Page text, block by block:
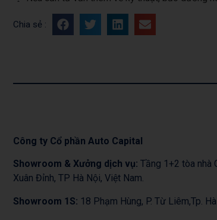
Chia sẻ :
Công ty Cổ phần Auto Capital
Showroom & Xưởng dịch vụ: Tầng 1+2 tòa nhà
Xuân Đỉnh, TP Hà Nội, Việt Nam.
Showroom 1S: 18 Phạm Hùng, P. Từ Liêm,Tp.